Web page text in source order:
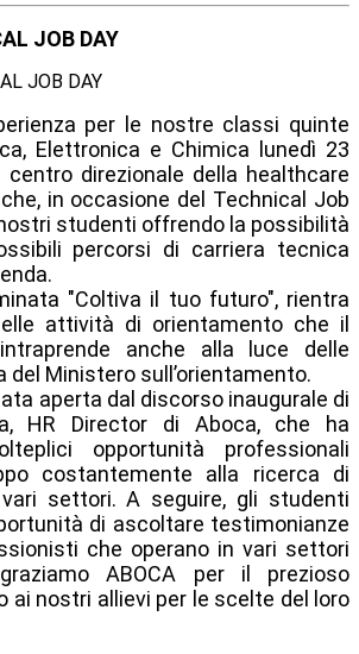
JOB DAY
per le nostre classi quinte
Elettronica e Chimica lunedì 23
direzionale della healthcare
in occasione del Technical Job
studenti offrendo la possibilità
percorsi di carriera tecnica
"Coltiva il tuo futuro", rientra
attività di orientamento che il
anche alla luce delle
del Ministero sull’orientamento.
aperta dal discorso inaugurale di
HR Director di Aboca, che ha
opportunità professionali
costantemente alla ricerca di
settori. A seguire, gli studenti
di ascoltare testimonianze
che operano in vari settori
ABOCA per il prezioso
ai nostri allievi per le scelte del loro